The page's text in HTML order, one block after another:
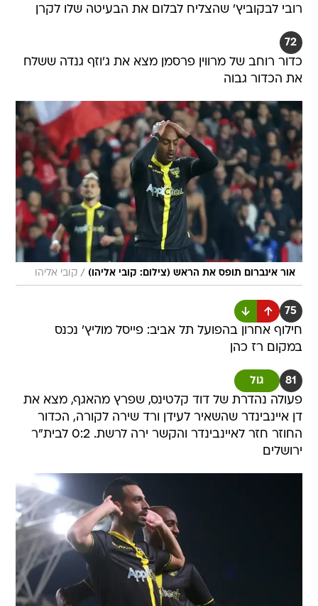
רובי לבקוביץ' שהצליח לבלום את הבעיטה שלו לקרן
72
כדור רוחב של מרווין פרסמן מצא את ג'וזף גנדה ששלח
את הכדור גבוה
אור אינברום תופס את הראש (צילום: קובי אליהו) / קובי אליהו
75
חילוף אחרון בהפועל תל אביב: פייסל מוליץ' נכנס
במקום רז כהן
81 גול
פעולה נהדרת של דוד קלטינס, שפרץ מהאגף, מצא את
דן איינבינדר שהשאיר לעידן ורד שירה לקורה, הכדור
החוזר חזר לאיינבינדר והקשר ירה לרשת. 0:2 לבית"ר
ירושלים